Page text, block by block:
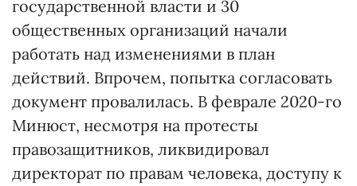
государственной власти и 30
общественных организаций начали
работать над изменениями в план
действий. Впрочем, попытка согласовать
документ провалилась. В феврале 2020-го
Минюст, несмотря на протесты
правозащитников, ликвидировал
директорат по правам человека, доступу к